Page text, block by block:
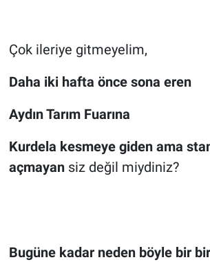
Çok ileriye gitmeyelim,
Daha iki hafta önce sona eren
Aydın Tarım Fuarına
Kurdela kesmeye giden ama
açmayansiz değil miydiniz?
Bugüne kadar neden böyle bir